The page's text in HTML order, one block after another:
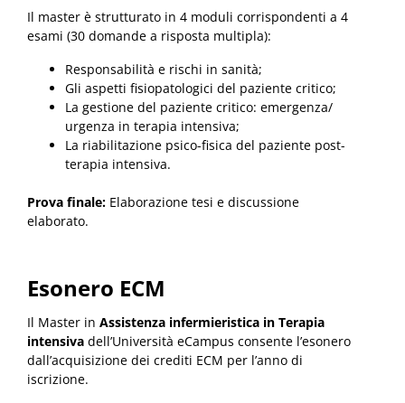
Il master è strutturato in 4 moduli corrispondenti a 4
esami (30 domande a risposta multipla):
Responsabilità e rischi in sanità;
Gli aspetti fisiopatologici del paziente critico;
La gestione del paziente critico: emergenza/
urgenza in terapia intensiva;
La riabilitazione psico-fisica del paziente post-
terapia intensiva.
Prova finale: Elaborazione tesi e discussione
elaborato.
Esonero ECM
Il Master in Assistenza infermieristica in Terapia
intensiva dell’Università eCampus consente l’esonero
dall’acquisizione dei crediti ECM per l’anno di
iscrizione.